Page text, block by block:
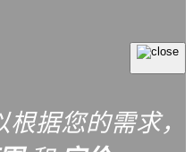
据您的需求，